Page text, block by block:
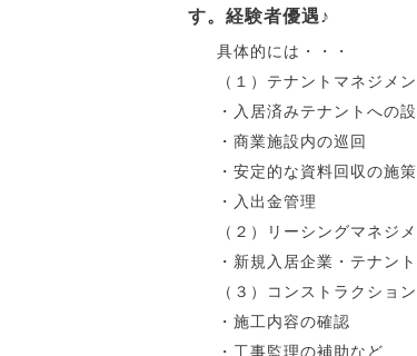
す。経験者優遇♪
具体的には・・・
（１）テナントマネジメ
・入居済みテナントへの
・商業施設内の巡回
・安定的な資料回収の施
・入出金管理
（２）リーシングマネジ
・新規入居企業・テナン
（３）コンストラクショ
・施工内容の確認
・工事監理の補助など